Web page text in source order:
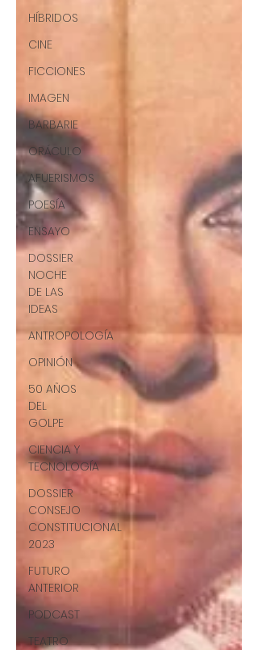
HÍBRIDOS
CINE
FICCIONES
IMAGEN
BARBARIE
ORÁCULO
AFUERISMOS
POESÍA
ENSAYO
DOSSIER
NOCHE
DE LAS
IDEAS
ANTROPOLOGÍA
OPINIÓN
50 AÑOS
DEL
GOLPE
CIENCIA Y
TECNOLOGÍA
DOSSIER
CONSEJO
CONSTITUCIONAL
2023
FUTURO
ANTERIOR
PODCAST
TEATRO